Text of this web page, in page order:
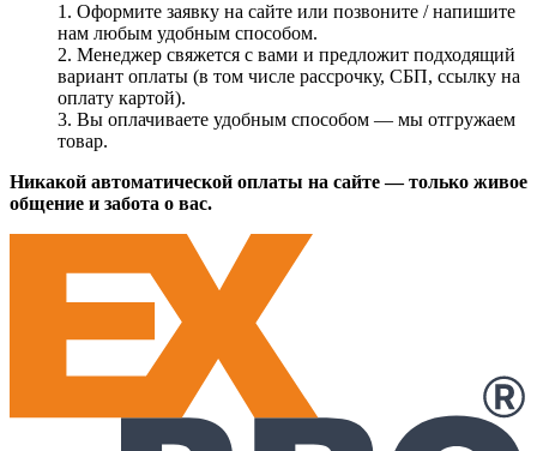
Оформите заявку на сайте или позвоните / напишите
нам любым удобным способом.
Менеджер свяжется с вами и предложит подходящий
вариант оплаты (в том числе рассрочку, СБП, ссылку на
оплату картой).
Вы оплачиваете удобным способом — мы отгружаем
товар.
Никакой автоматической оплаты на сайте — только живое
общение и забота о вас.